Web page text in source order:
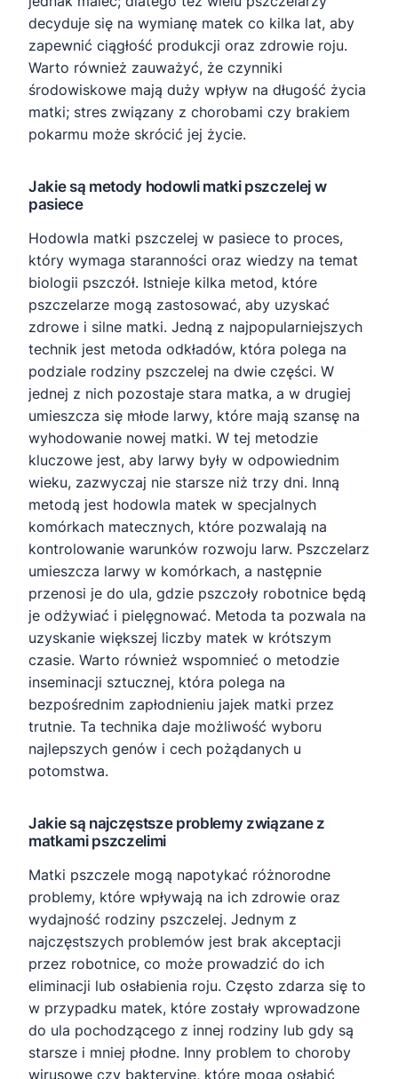
decyduje się na wymianę matek co kilka lat, aby
zapewnić ciągłość produkcji oraz zdrowie roju.
Warto również zauważyć, że czynniki
środowiskowe mają duży wpływ na długość życia
matki; stres związany z chorobami czy brakiem
pokarmu może skrócić jej życie.
Jakie są metody hodowli matki pszczelej w
pasiece
Hodowla matki pszczelej w pasiece to proces,
który wymaga staranności oraz wiedzy na temat
biologii pszczół. Istnieje kilka metod, które
pszczelarze mogą zastosować, aby uzyskać
zdrowe i silne matki. Jedną z najpopularniejszych
technik jest metoda odkładów, która polega na
podziale rodziny pszczelej na dwie części. W
jednej z nich pozostaje stara matka, a w drugiej
umieszcza się młode larwy, które mają szansę na
wyhodowanie nowej matki. W tej metodzie
kluczowe jest, aby larwy były w odpowiednim
wieku, zazwyczaj nie starsze niż trzy dni. Inną
metodą jest hodowla matek w specjalnych
komórkach matecznych, które pozwalają na
kontrolowanie warunków rozwoju larw. Pszczelarz
umieszcza larwy w komórkach, a następnie
przenosi je do ula, gdzie pszczoły robotnice będą
je odżywiać i pielęgnować. Metoda ta pozwala na
uzyskanie większej liczby matek w krótszym
czasie. Warto również wspomnieć o metodzie
inseminacji sztucznej, która polega na
bezpośrednim zapłodnieniu jajek matki przez
trutnie. Ta technika daje możliwość wyboru
najlepszych genów i cech pożądanych u
potomstwa.
Jakie są najczęstsze problemy związane z
matkami pszczelimi
Matki pszczele mogą napotykać różnorodne
problemy, które wpływają na ich zdrowie oraz
wydajność rodziny pszczelej. Jednym z
najczęstszych problemów jest brak akceptacji
przez robotnice, co może prowadzić do ich
eliminacji lub osłabienia roju. Często zdarza się to
w przypadku matek, które zostały wprowadzone
do ula pochodzącego z innej rodziny lub gdy są
starsze i mniej płodne. Inny problem to choroby
wirusowe czy bakteryjne, które mogą osłabić